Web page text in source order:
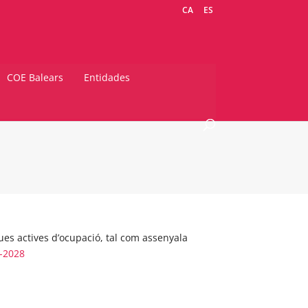
CA ES
COE Balears Entidades
actives d’ocupació, tal com assenyala
2028